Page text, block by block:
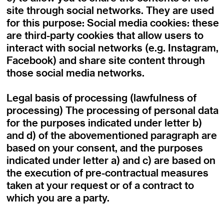
site through social networks. They are used
for this purpose: Social media cookies: these
are third-party cookies that allow users to
interact with social networks (e.g. Instagram,
Facebook) and share site content through
those social media networks.
Legal basis of processing (lawfulness of
processing) The processing of personal data
for the purposes indicated under letter b)
and d) of the abovementioned paragraph are
based on your consent, and the purposes
indicated under letter a) and c) are based on
the execution of pre-contractual measures
taken at your request or of a contract to
which you are a party.